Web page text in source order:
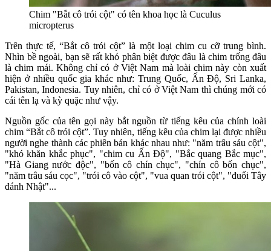
Chim "Bắt cô trói cột" có tên khoa học là Cuculus
micropterus
Trên thực tế, “Bắt cô trói cột” là một loại chim cu cỡ trung bình.
Nhìn bề ngoài, bạn sẽ rất khó phân biệt được đâu là chim trống đâu
là chim mái. Không chỉ có ở Việt Nam mà loài chim này còn xuất
hiện ở nhiều quốc gia khác như: Trung Quốc, Ấn Độ, Sri Lanka,
Pakistan, Indonesia. Tuy nhiên, chỉ có ở Việt Nam thì chúng mới có
cái tên lạ và kỳ quặc như vậy.
Nguồn gốc của tên gọi này bắt nguồn từ tiếng kêu của chính loài
chim “Bắt cô trói cột”. Tuy nhiên, tiếng kêu của chim lại được nhiều
người nghe thành các phiên bản khác nhau như: "năm trâu sáu cột",
"khó khăn khắc phục", "chim cu Ấn Độ", "Bắc quang Bắc mục",
"Hà Giang nước độc", "bốn cô chín chục", "chín cô bốn chục",
"năm trâu sáu cọc", "trói cô vào cột", "vua quan trói cột", "đuổi Tây
đánh Nhật"...